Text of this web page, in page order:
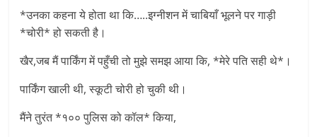
*उनका कहना ये होता था कि…..इग्नीशन में चाबियाँ भूलने पर गाड़ी
*चोरी* हो सकती है।
खैर,जब मैं पार्किंग में पहुँची तो मुझे समझ आया कि, *मेरे पति सही थे*।
पार्किंग खाली थी, स्कूटी चोरी हो चुकी थी।
मैंने तुरंत *१०० पुलिस को कॉल* किया,